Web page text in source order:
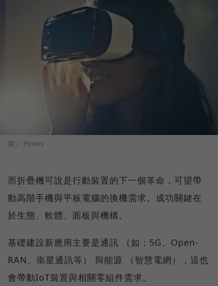
圖／ Pexels
而折疊機可說是行動裝置的下一個革命，可望帶
動高階手機與平板電腦的換機需求。成功關鍵在
於生態、軟體、面板與機構。
基礎建設新應用主要是通訊 （如：5G、Open-
RAN、衛星通訊等） 與能源 （智慧電網），這也
會帶動IoT裝置與相關零組件需求。